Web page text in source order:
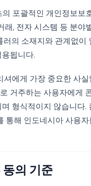
의 포괄적인 개인정보
래, 전자 시스템 등 분야
러의 소재지와 관계없
됩니다.
에게 가장 중요한 사
거주하는 사용자에게
형식적이지 않습니다
통해 인도네시아 사용
의 기준